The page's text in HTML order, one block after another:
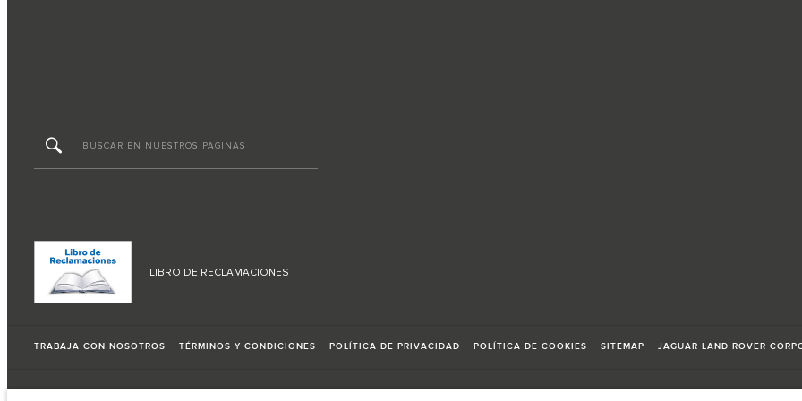
LIBRO DE RECLAMACIONES
TRABAJA CON NOSOTROS TÉRMINOS Y CONDICIONES POLÍTICA DE PRIVACIDAD POLÍTICA DE COOKIES SITEMAP JAGUAR LAND ROVER